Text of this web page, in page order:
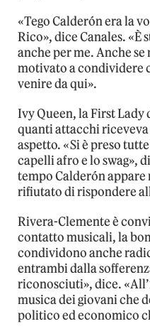
«Tego Calderón era la
Rico», dice Canales. «È
anche per me. Anche
motivato a condividere
venire da qui».
Ivy Queen, la First
quanti attacchi riceveva
aspetto. «Si è preso
capelli afro e lo swag»,
tempo Calderón
rifiutato di rispondere
Rivera-Clemente è
contatto musicali, la
condividono anche
entrambi dalla
riconosciuti», dice.
musica dei giovani che
politico ed economico